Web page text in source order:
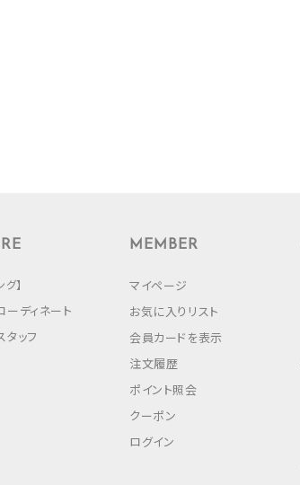
グ】
ーディネート
タッフ
MEMBER
マイページ
お気に入りリスト
会員カードを表示
注文履歴
ポイント照会
クーポン
ログイン